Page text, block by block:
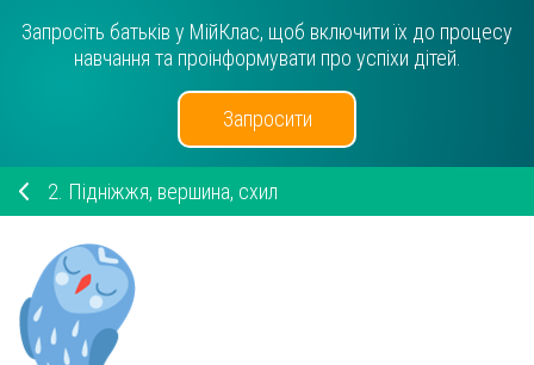
Запросіть батьків у МійКлас, щоб включити їх до процесу
навчання та проінформувати про успіхи дітей.
Запросити
2. Підніжжя, вершина, схил